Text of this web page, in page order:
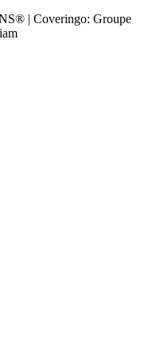
| Coveringo: Groupe